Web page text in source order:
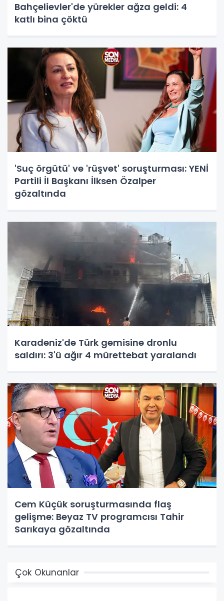
Bahçelievler'de yürekler ağza geldi: 4
katlı bina çöktü
'Suç örgütü' ve 'rüşvet' soruşturması: YENİ
Partili İl Başkanı İlksen Özalper
gözaltında
Karadeniz'de Türk gemisine dronlu
saldırı: 3'ü ağır 4 mürettebat yaralandı
Cem Küçük soruşturmasında flaş
gelişme: Beyaz TV programcısı Tahir
Sarıkaya gözaltında
Çok Okunanlar